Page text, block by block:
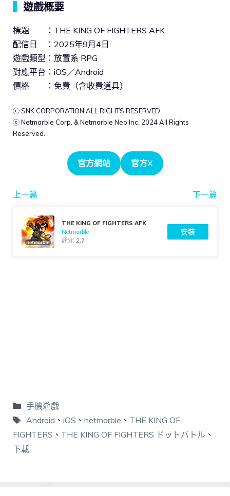
遊戲概要
標題 ：THE KING OF FIGHTERS AFK
配信日 ：2025年9月4日
遊戲類型：放置系 RPG
對應平台：iOS／Android
價格 ：免費（含收費道具）
ⓒ SNK CORPORATION ALL RIGHTS RESERVED.
ⓒ Netmarble Corp. & Netmarble Neo Inc. 2024 All Rights
Reserved.
官方網站 官方X
上一篇 下一篇
THE KING OF FIGHTERS AFK
Netmarble
評分: 2.7
安裝
手機遊戲
Android 、 iOS 、 netmarble 、 THE KING OF
FIGHTERS 、 THE KING OF FIGHTERS ドットバトル 、
下載